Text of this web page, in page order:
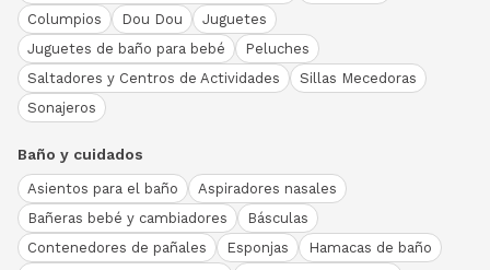
Columpios
Dou Dou
Juguetes
Juguetes de baño para bebé
Peluches
Saltadores y Centros de Actividades
Sillas Mecedoras
Sonajeros
Baño y cuidados
Asientos para el baño
Aspiradores nasales
Bañeras bebé y cambiadores
Básculas
Contenedores de pañales
Esponjas
Hamacas de baño